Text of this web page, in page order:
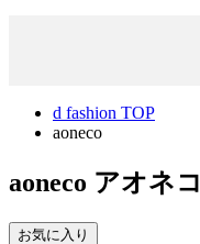
d fashion TOP
aoneco
aoneco アオネコ
お気に入り